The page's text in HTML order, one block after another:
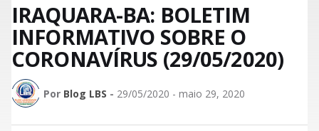
IRAQUARA-BA: BOLETIM
INFORMATIVO SOBRE O
CORONAVÍRUS (29/05/2020)
Por Blog LBS - 29/05/2020 - maio 29, 2020